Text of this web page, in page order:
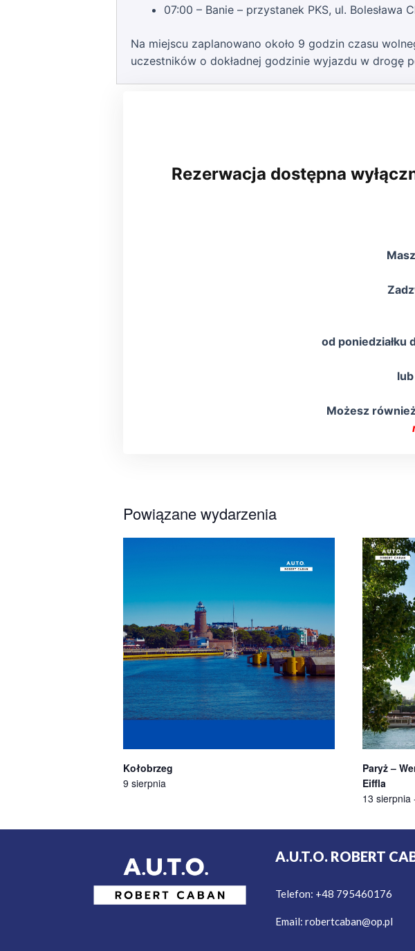
07:00 – Banie – przystanek PKS, ul. Bolesława
Na miejscu zaplanowano około 9 godzin czasu
uczestników o dokładnej godzinie wyjazdu w drogę
Rezerwacja dostępna
od poniedziałku
Możesz
Powiązane wydarzenia
Kołobrzeg
9 sierpnia
Paryż –
Eiffla
13 sierpnia
A.U.T.O. ROBERT
Telefon: +48 795460176
Email: robertcaban@op.pl